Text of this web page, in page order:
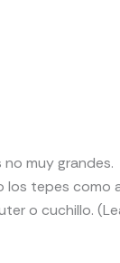
muy grandes.
los tepes como
o cuchillo.